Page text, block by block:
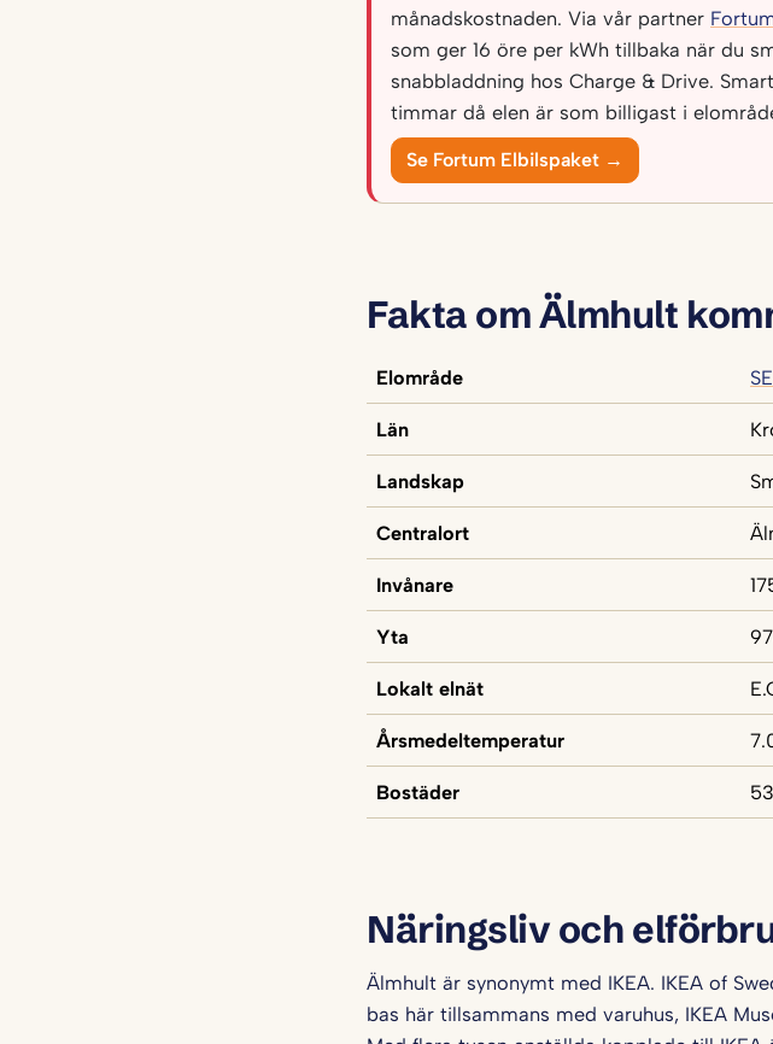
månadskostnaden. Via vår partner
som ger 16 öre per kWh tillbaka när du
snabbladdning hos Charge & Drive.
timmar då elen är som billigast i
Se Fortum Elbilspaket →
Fakta om Älmhult
Elområde
Län
Landskap
Centralort
Invånare
Yta
Lokalt elnät
Årsmedeltemperatur
Bostäder
Näringsliv och
Älmhult är synonymt med IKEA. IKEA of
bas här tillsammans med varuhus, IKEA